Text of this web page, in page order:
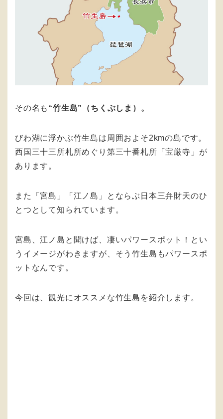
その名も “竹生島”（ちくぶしま）。
びわ湖に浮かぶ竹生島は周囲およそ2kmの島です。
西国三十三所札所めぐり第三十番札所「宝厳寺」が
あります。
また「宮島」「江ノ島」とならぶ日本三弁財天のひ
とつとして知られています。
宮島、江ノ島と聞けば、凄いパワースポット！とい
うイメージがわきますが、そう竹生島もパワースポ
ットなんです。
今回は、観光にオススメな竹生島を紹介します。